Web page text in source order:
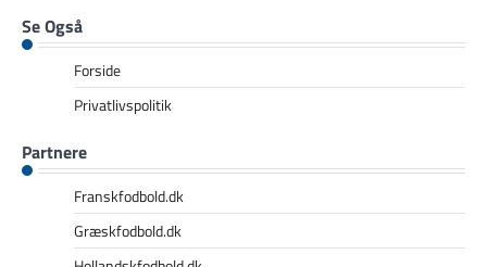
Se Også
Forside
Privatlivspolitik
Partnere
Franskfodbold.dk
Græskfodbold.dk